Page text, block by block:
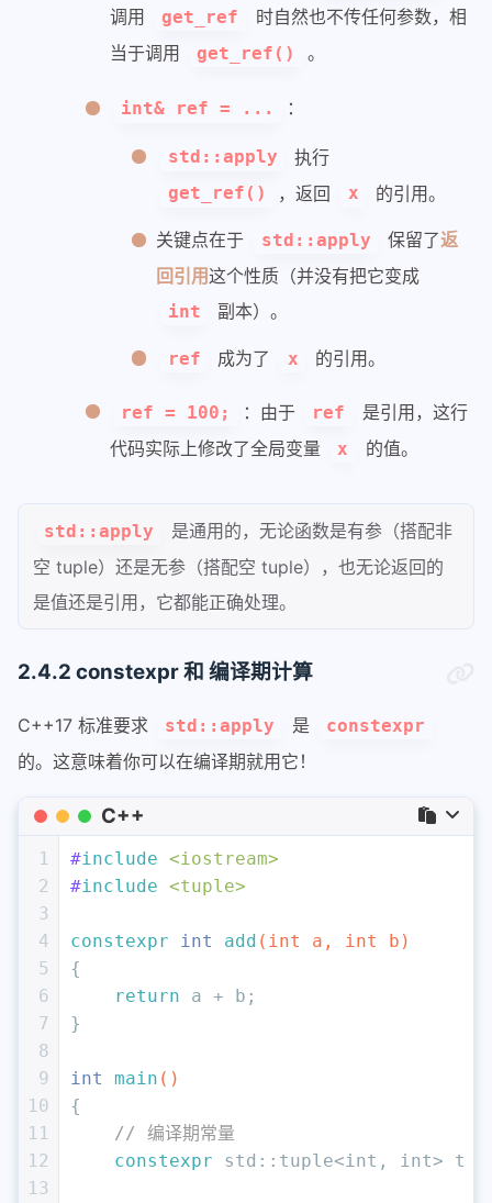
调用 get_ref
时自然也不传任何参数，相
当于调用
get_ref() 。
int& ref = ... ：
std::apply 执行
get_ref() ，返回 x 的引用。
关键点在于 std::apply 保留了返
回引用这个性质（并没有把它变成
int 副本）。
ref 成为了 x 的引用。
ref = 100; ：由于 ref
是引用，这行
代码实际上修改了全局变量
x 的值。
std::apply
是通用的，无论函数是有参（搭配非
空 tuple）还是无参（搭配空 tuple），也无论返回的
是值还是引用，它都能正确处理。
2.4.2 constexpr 和 编译期计算
C++17 标准要求 std::apply 是 constexpr
的。这意味着你可以在编译期就用它！
C++
1
2
3
4
5
6
7
8
9
10
11
12
13
#include <iostream>
#include <tuple>
constexpr int add ( int a, int
b)
{
return a + b;
}
int main ()
{
// 编译期常量
constexpr std::tuple<int , int> t